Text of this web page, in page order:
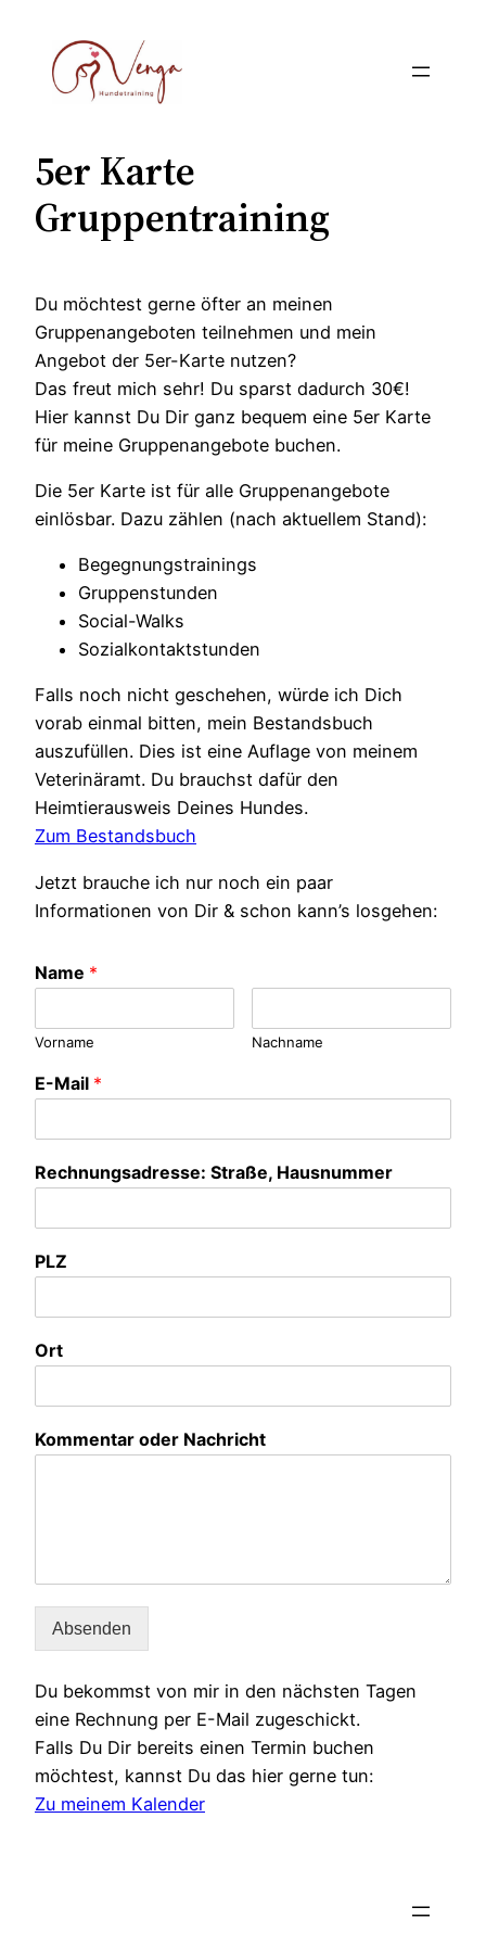
springen
5er Karte
Gruppentraining
Du möchtest gerne öfter an meinen
Gruppenangeboten teilnehmen und mein
Angebot der 5er-Karte nutzen?
Das freut mich sehr! Du sparst dadurch 30€!
Hier kannst Du Dir ganz bequem eine 5er Karte
für meine Gruppenangebote buchen.
Die 5er Karte ist für alle Gruppenangebote
einlösbar. Dazu zählen (nach aktuellem Stand):
Begegnungstrainings
Gruppenstunden
Social-Walks
Sozialkontaktstunden
Falls noch nicht geschehen, würde ich Dich
vorab einmal bitten, mein Bestandsbuch
auszufüllen. Dies ist eine Auflage von meinem
Veterinäramt. Du brauchst dafür den
Heimtierausweis Deines Hundes.
Zum Bestandsbuch
Jetzt brauche ich nur noch ein paar
Informationen von Dir & schon kann’s losgehen:
Name *
Vorname Nachname
E-Mail *
Rechnungsadresse: Straße, Hausnummer
PLZ
Ort
Kommentar oder Nachricht
Absenden
Du bekommst von mir in den nächsten Tagen
eine Rechnung per E-Mail zugeschickt.
Falls Du Dir bereits einen Termin buchen
möchtest, kannst Du das hier gerne tun:
Zu meinem Kalender